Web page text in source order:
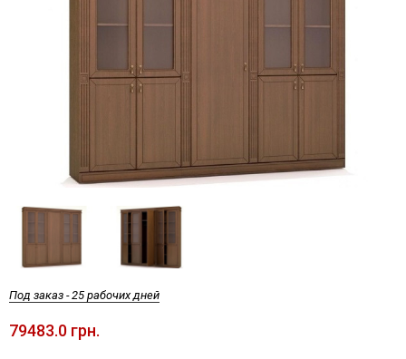
Под заказ - 25 рабочих дней
79483.0 грн.